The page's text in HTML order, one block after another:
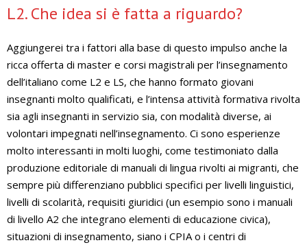
L2. Che idea si è fatta a riguardo?
Aggiungerei tra i fattori alla base di questo impulso anche la
ricca offerta di master e corsi magistrali per l’insegnamento
dell’italiano come L2 e LS, che hanno formato giovani
insegnanti molto qualificati, e l’intensa attività formativa rivolta
sia agli insegnanti in servizio sia, con modalità diverse, ai
volontari impegnati nell’insegnamento. Ci sono esperienze
molto interessanti in molti luoghi, come testimoniato dalla
produzione editoriale di manuali di lingua rivolti ai migranti, che
sempre più differenziano pubblici specifici per livelli linguistici,
livelli di scolarità, requisiti giuridici (un esempio sono i manuali
di livello A2 che integrano elementi di educazione civica),
situazioni di insegnamento, siano i CPIA o i centri di